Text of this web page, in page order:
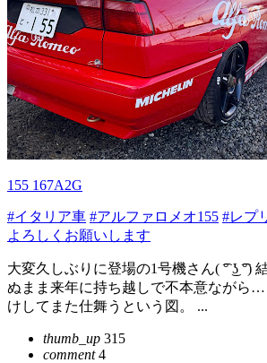
155 167A2G
#イタリア車 #アルファロメオ155 #レプ
よろしくお願いします
大変久しぶりに登場の1号機さん( ͡° ͜ʖ ͡°)
ぬまま来年に持ち越しで不本意ながら
けしてまた仕舞うという図。 ...
thumb_up 315
comment4